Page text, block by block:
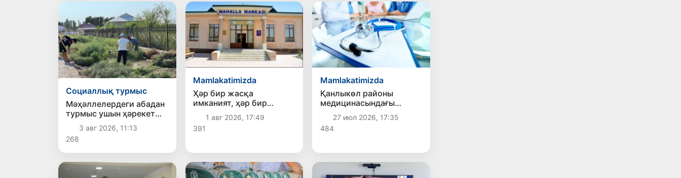
Социаллық турмыс
Мәҳәллелердеги абадан
турмыс ушын ҳәрекет
даўам етпекте
3 авг 2026, 11:13
268
Mamlakatimizda
Ҳәр бир жасқа
имканият, ҳәр бир
шаңараққа дәрамат:
мәҳәлледеги
өзгерислердиң
1 авг 2026, 17:49
391
Mamlakatimizda
Қанлыкөл районы
медицинасындағы
өзгерислер
27 июл 2026, 17:35
484